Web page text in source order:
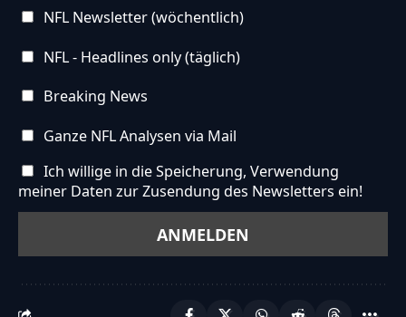
NFL Newsletter (wöchentlich)
NFL - Headlines only (täglich)
Breaking News
Ganze NFL Analysen via Mail
Ich willige in die Speicherung, Verwendung
meiner Daten zur Zusendung des Newsletters ein!